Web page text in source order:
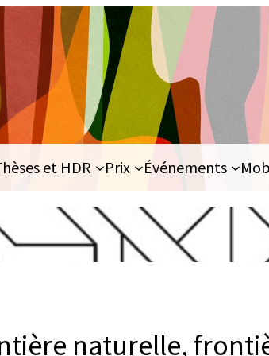
et HDR Prix Événements
naturelle,